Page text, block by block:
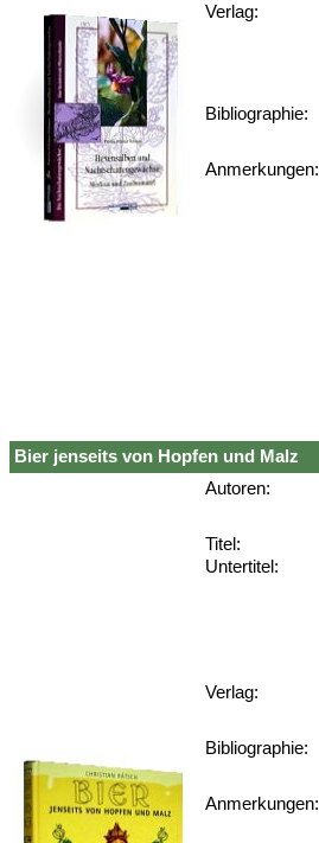
Verlag:
Bibliographie:
Anmerkungen:
Bier jenseits von Hopfen und Malz
Autoren:
Titel:
Untertitel:
Verlag:
Bibliographie:
Anmerkungen: